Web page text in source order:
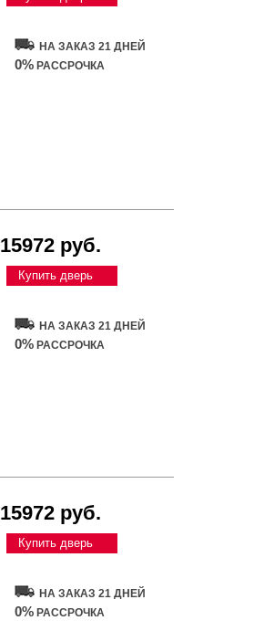
НА ЗАКАЗ 21 ДНЕЙ
0% РАССРОЧКА
15972 руб.
Купить дверь
НА ЗАКАЗ 21 ДНЕЙ
0% РАССРОЧКА
15972 руб.
Купить дверь
НА ЗАКАЗ 21 ДНЕЙ
0% РАССРОЧКА